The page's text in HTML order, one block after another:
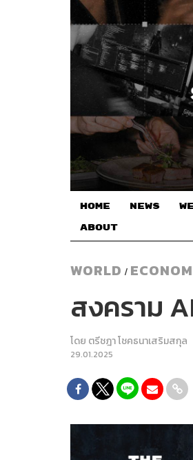
HOME NEWS
ABOUT
WORLD /
สงคราม
โดย ตรีชฎา โชคธนาเสริมสกุล
29.01.2025